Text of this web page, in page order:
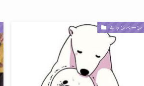
キャンペーン